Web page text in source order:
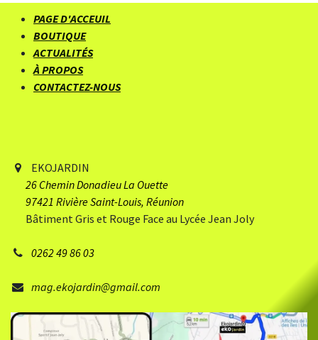
PAGE D'ACCEUIL
BOUTIQUE
ACTUALITÉS
À PROPOS
CONTACTEZ-NOUS
EKOJARDIN
26 Chemin Donadieu​ La Ouette
97421 Rivière Saint-Louis, Réunion
Bâtiment Gris et Rouge Face au Lycée Jean Joly
0262 49 86 03
mag.ekojardin@gmail.com